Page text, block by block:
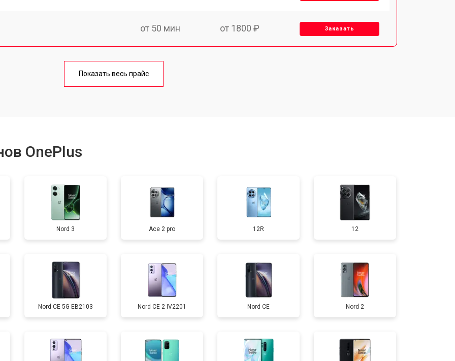
от 50 мин от 1800 ₽ Заказать
от 70 мин
от 80 мин от 2700 ₽ Заказать
от 40 мин от 950 ₽ Заказать
от 70 мин от 1750 ₽ Заказать
от 60 мин от 3200 ₽ Заказать
от 60 мин от 1400 ₽ Заказать
Показать весь прайс
OnePlus
Nord 3 Ace 2 pro 12R 12
Nord CE 5G EB2103 Nord CE 2 IV2201 Nord CE Nord 2